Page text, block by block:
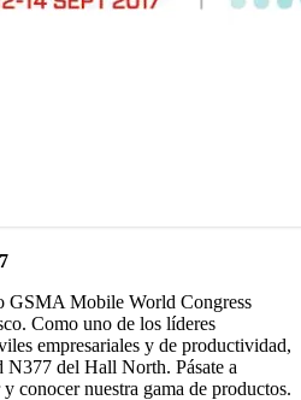
GSMA Mobile World Congress
Como uno de los líderes
empresariales y de productividad,
N377 del Hall North. Pásate a
conocer nuestra gama de productos.